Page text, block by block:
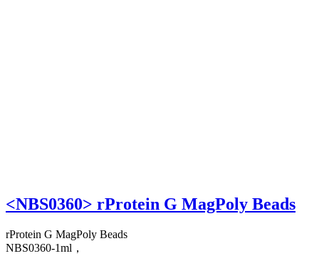
<NBS0360> rProtein G MagPoly Beads
rProtein G MagPoly Beads
NBS0360-1ml，